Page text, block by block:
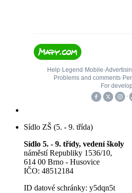
Sídlo ZŠ (5. - 9. třída)
Sídlo 5. - 9. třídy, vedení školy
náměstí Republiky 1536/10,
614 00 Brno - Husovice
IČO: 48512184
ID datové schránky: y5dqn5t